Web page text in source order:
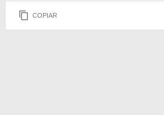
COPIAR